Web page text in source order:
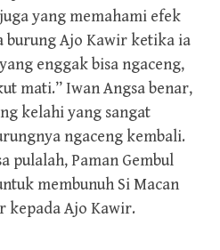
yang memahami efek
burung Ajo Kawir ketika ia
enggak bisa ngaceng,
mati.” Iwan Angsa benar,
kelahi yang sangat
ngaceng kembali.
pulalah, Paman Gembul
membunuh Si Macan
kepada Ajo Kawir.